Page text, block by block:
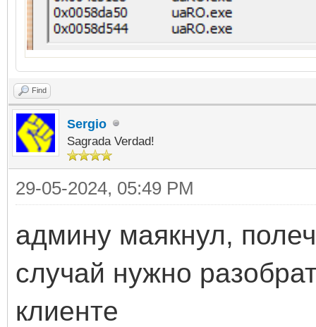
Find
Sergio
Sagrada Verdad!
29-05-2024, 05:49 PM
админу маякнул,
случай нужно
клиенте